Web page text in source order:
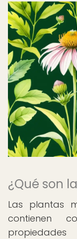
¿Qué son
Las plantas
contienen